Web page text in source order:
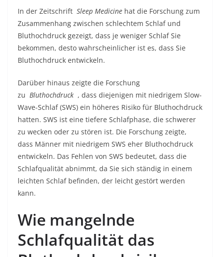
In der Zeitschrift Sleep Medicine hat die Forschung zum
Zusammenhang zwischen schlechtem Schlaf und
Bluthochdruck gezeigt, dass je weniger Schlaf Sie
bekommen, desto wahrscheinlicher ist es, dass Sie
Bluthochdruck entwickeln.
Darüber hinaus zeigte die Forschung
zu Bluthochdruck , dass diejenigen mit niedrigem Slow-
Wave-Schlaf (SWS) ein höheres Risiko für Bluthochdruck
hatten. SWS ist eine tiefere Schlafphase, die schwerer
zu wecken oder zu stören ist. Die Forschung zeigte,
dass Männer mit niedrigem SWS eher Bluthochdruck
entwickeln. Das Fehlen von SWS bedeutet, dass die
Schlafqualität abnimmt, da Sie sich ständig in einem
leichten Schlaf befinden, der leicht gestört werden
kann.
Wie mangelnde
Schlafqualität das